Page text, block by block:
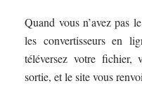
Quand vous n’avez pas
les convertisseurs en
téléversez votre fichier,
sortie, et le site vous